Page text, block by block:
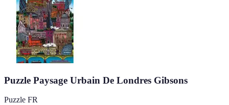
Puzzle Paysage Urbain De Londres Gibsons
Puzzle FR